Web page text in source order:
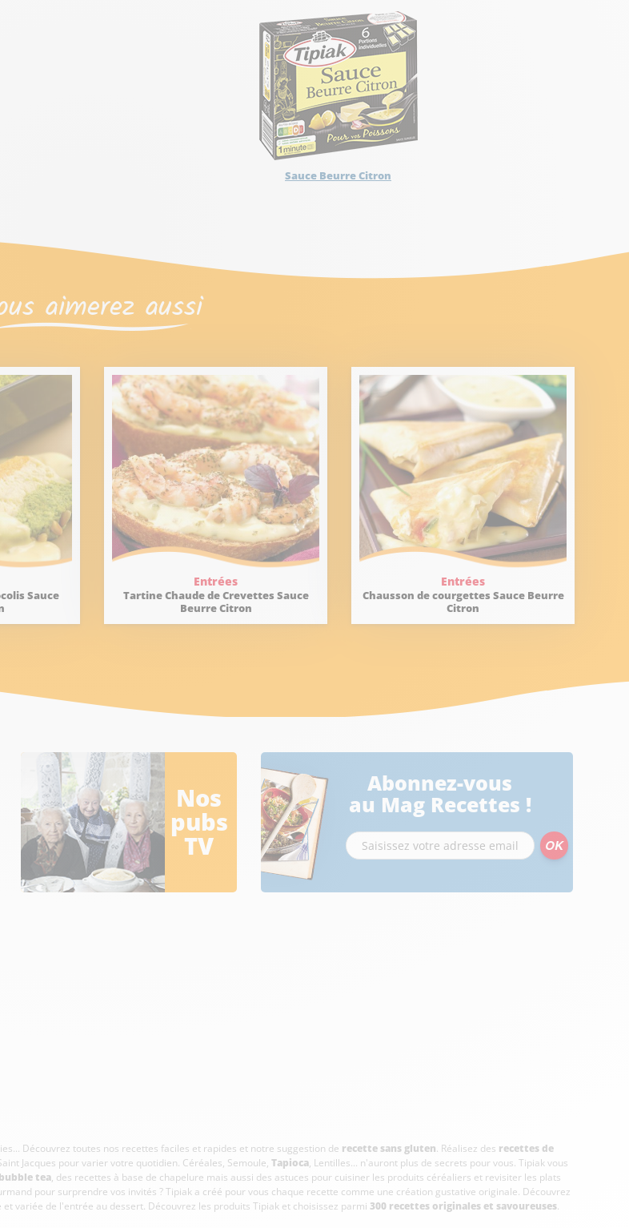
Sauce Beurre Citron
aimerez aussi
Sauce
Entrées
Tartine Chaude de Crevettes Sauce
Beurre Citron
Entrées
Chausson de courgettes Sauce Beurre
Citron
Nos
pubs
TV
Abonnez-vous
au Mag Recettes !
Découvrez toutes nos recettes faciles et rapides et notre suggestion de recette sans gluten. Réalisez des recettes de
Jacques pour varier votre quotidien. Céréales, Semoule, Tapioca, Lentilles... n'auront plus de secrets pour vous. Tipiak vous
bubble tea, des recettes à base de chapelure mais aussi des astuces pour cuisiner les produits céréaliers et revisiter les plats
pour surprendre vos invités ? Tipiak a créé pour vous chaque recette comme une création gustative originale. Découvrez
variée de l'entrée au dessert. Découvrez les produits Tipiak et choisissez parmi 300 recettes originales et savoureuses.